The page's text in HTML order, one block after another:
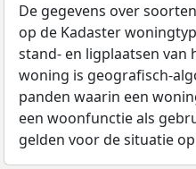
De gegevens over
op de Kadaster
stand- en ligplaatsen van
woning is geografisch-
panden waarin een
een woonfunctie als
gelden voor de situatie